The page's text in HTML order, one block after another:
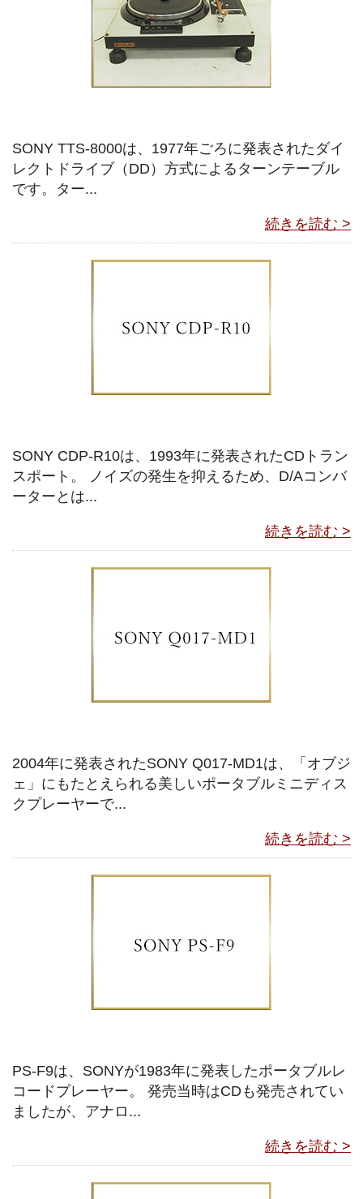
SONY TTS-8000は、1977年ごろに発表されたダイ
レクトドライブ（DD）方式によるターンテーブル
です。ター...
続きを読む >
SONY CDP-R10は、1993年に発表されたCDトラン
スポート。 ノイズの発生を抑えるため、D/Aコンバ
ーターとは...
続きを読む >
2004年に発表されたSONY Q017-MD1は、「オブジ
ェ」にもたとえられる美しいポータブルミニディス
クプレーヤーで...
続きを読む >
PS-F9は、SONYが1983年に発表したポータブルレ
コードプレーヤー。 発売当時はCDも発売されてい
ましたが、アナロ...
続きを読む >